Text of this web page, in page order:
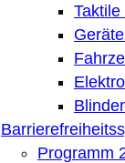
Programm